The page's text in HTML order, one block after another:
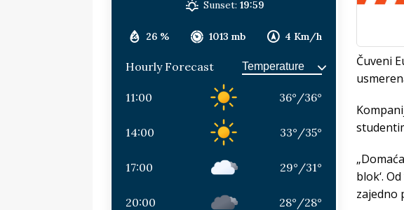
Čuveni
blok‘.
zajedno
26 % 1013 mb 4 Km/h
Sunset: 19:59
Hourly Forecast
11:00 36° /36°
14:00 33° /35°
17:00 29° /31°
20:00 28° /28°